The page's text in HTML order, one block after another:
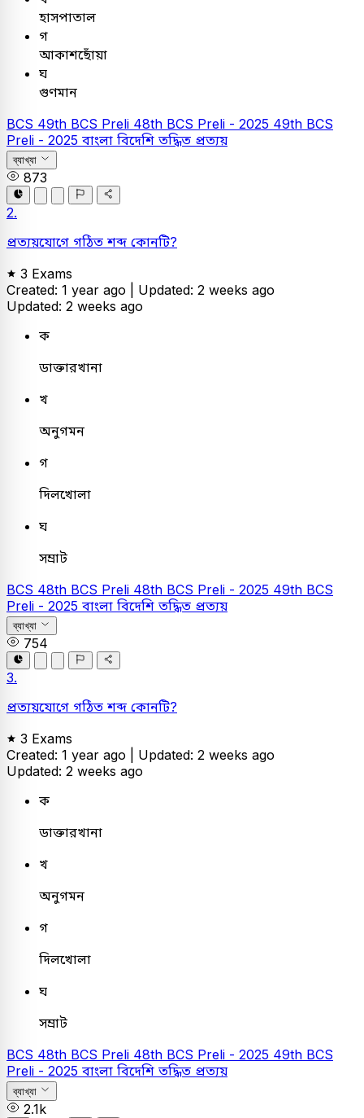
হাসপাতাল
গ
আকাশছোঁয়া
ঘ
গুণমান
BCS 49th BCS Preli 48th BCS Preli - 2025 49th BCS
Preli - 2025 বাংলা বিদেশি তদ্ধিত প্রত্যয়
ব্যাখ্যা
873
2.
প্রত্যয়যোগে গঠিত শব্দ কোনটি?
3 Exams
Created: 1 year ago | Updated: 2 weeks ago
Updated: 2 weeks ago
ক
ডাক্তারখানা
খ
অনুগমন
গ
দিলখোলা
ঘ
সম্রাট
BCS 48th BCS Preli 48th BCS Preli - 2025 49th BCS
Preli - 2025 বাংলা বিদেশি তদ্ধিত প্রত্যয়
ব্যাখ্যা
754
3.
প্রত্যয়যোগে গঠিত শব্দ কোনটি?
3 Exams
Created: 1 year ago | Updated: 2 weeks ago
Updated: 2 weeks ago
ক
ডাক্তারখানা
খ
অনুগমন
গ
দিলখোলা
ঘ
সম্রাট
BCS 48th BCS Preli 48th BCS Preli - 2025 49th BCS
Preli - 2025 বাংলা বিদেশি তদ্ধিত প্রত্যয়
ব্যাখ্যা
2.1k